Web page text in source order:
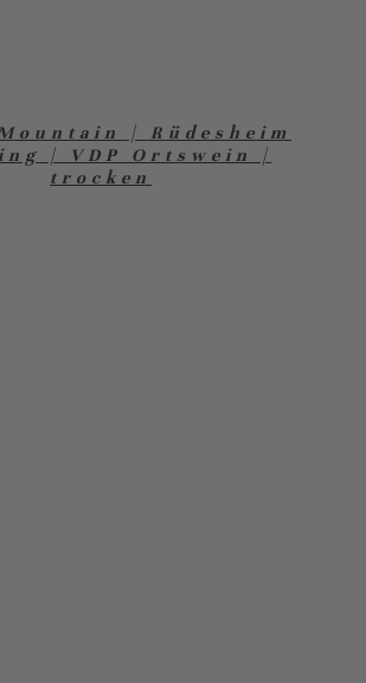
| Rüdesheim
| VDP Ortswein |
trocken